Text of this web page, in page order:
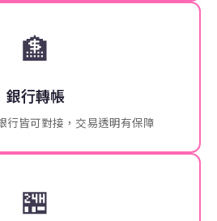
🏦
銀行轉帳
行皆可對接，交易透明有保障
🏪